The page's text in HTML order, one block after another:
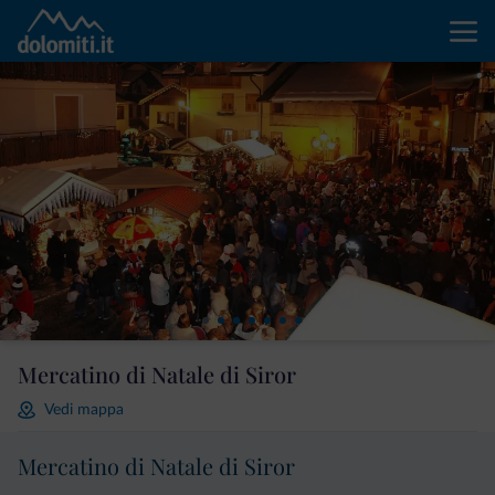
Mercatino di Natale di Siror
Vedi mappa
Mercatino di Natale di Siror